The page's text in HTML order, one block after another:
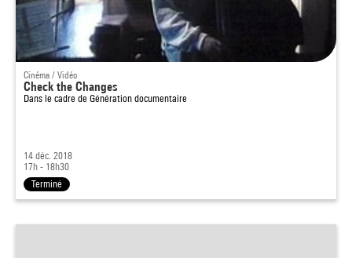
Cinéma / Vidéo
Check the Changes
Dans le cadre de Génération documentaire
14 déc. 2018
17h - 18h30
Terminé